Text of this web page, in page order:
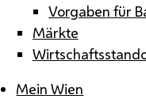
Vorgaben für
Märkte
Mein Wien